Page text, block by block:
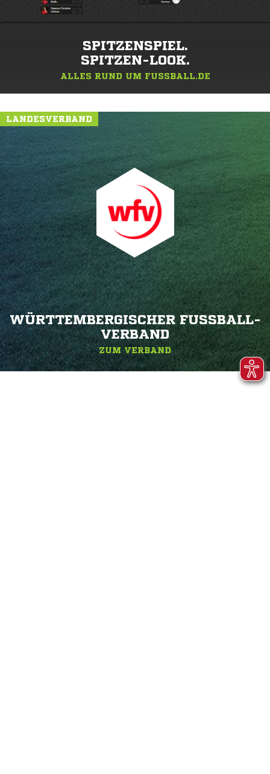
SPITZENSPIEL.
SPITZEN-LOOK.
ALLES RUND UM FUSSBALL.DE
LANDESVERBAND
WÜRTTEMBERGISCHER FUSSBALL-V
ERBAND
ZUM VERBAND